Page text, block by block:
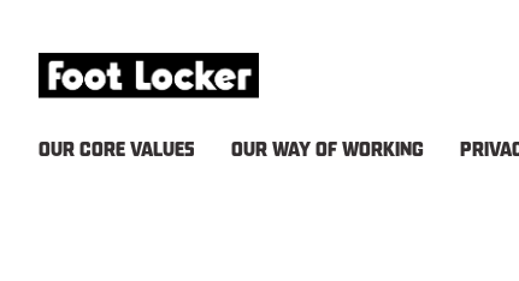
OUR CORE VALUES OUR WAY OF WORKING